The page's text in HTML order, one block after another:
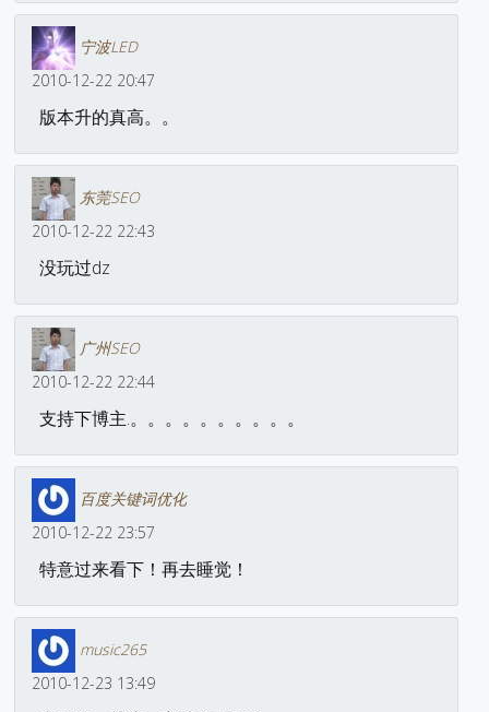
宁波LED
2010-12-22 20:47
版本升的真高。。
东莞SEO
2010-12-22 22:43
没玩过dz
广州SEO
2010-12-22 22:44
支持下博主.。。。。。。。。。。
百度关键词优化
2010-12-22 23:57
特意过来看下！再去睡觉！
music265
2010-12-23 13:49